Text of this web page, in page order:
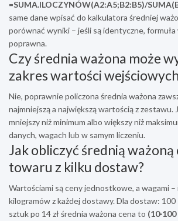
=SUMA.ILOCZYNÓW(A2:A5;B2:B5)/
same dane wpisać do kalkulatora średniej
porównać wyniki – jeśli są identyczne,
poprawna.
Czy średnia ważona może
zakres wartości
Nie, poprawnie policzona średnia ważona
najmniejszą a największą wartością z zestawu.
mniejszy niż minimum albo większy niż
danych, wagach lub w samym liczeniu.
Jak obliczyć średnią ważoną
towaru z kilku dostaw?
Wartościami są ceny jednostkowe, a wagami –
kilogramów z każdej dostawy. Dla dostaw: 100
sztuk po 14 zł średnia ważona cena to